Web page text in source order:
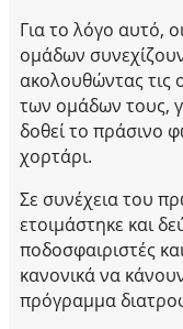
Για το λόγο αυτό,
ομάδων
ακολουθώντας τις
των ομάδων τους,
δοθεί το πράσινο
χορτάρι.
Σε συνέχεια του
ετοιμάστηκε και
ποδοσφαιριστές
κανονικά να
πρόγραμμα